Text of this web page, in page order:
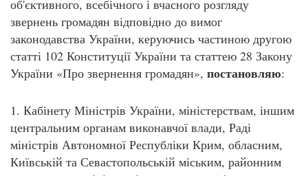
об'єктивного, всебічного і вчасного розгляду
звернень громадян відповідно до вимог
законодавства України, керуючись частиною другою
статті 102 Конституції України та статтею 28 Закону
України «Про звернення громадян», постановляю:
1. Кабінету Міністрів України, міністерствам, іншим
центральним органам виконавчої влади, Раді
міністрів Автономної Республіки Крим, обласним,
Київській та Севастопольській міським, районним